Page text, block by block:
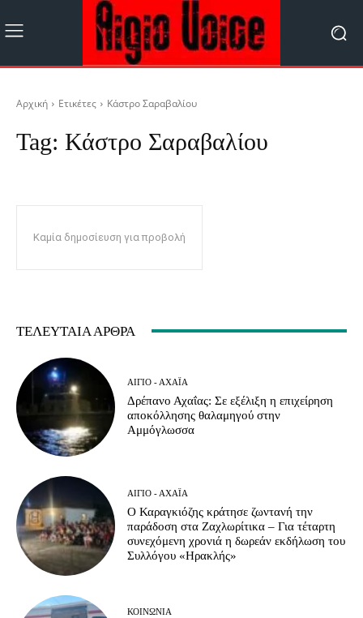
Αρχική Ετικέτες Κάστρο Σαραβαλίου
Tag: Κάστρο Σαραβαλίου
Καμία δημοσίευση για προβολή
ΤΕΛΕΥΤΑΊΑ ΆΡΘΡΑ
ΑΊΓΙΟ - ΑΧΑΪ́Α
Δρέπανο Αχαΐας: Σε εξέλιξη η επιχείρηση
αποκόλλησης θαλαμηγού στην
Αμμόγλωσσα
ΑΊΓΙΟ - ΑΧΑΪ́Α
Ο Καραγκιόζης κράτησε ζωντανή την
παράδοση στα Ζαχλωρίτικα – Για τέταρτη
συνεχόμενη χρονιά η δωρεάν εκδήλωση του
Συλλόγου «Ηρακλής»
ΚΟΙΝΩΝΊΑ